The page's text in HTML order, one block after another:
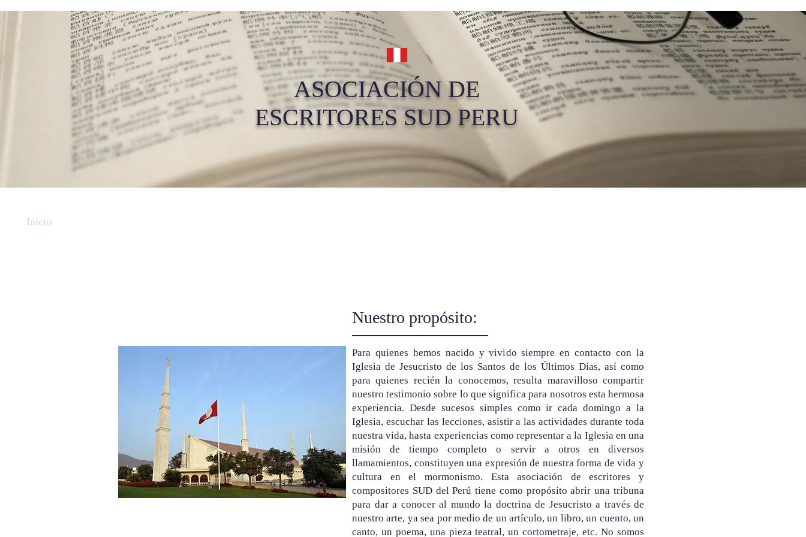
ASOCIACIÓN DE
ESCRITORES SUD PERU
Inicio
Nuestro propósito:
Para quienes hemos nacido y vivido siempre en contacto con la
Iglesia de Jesucristo de los Santos de los Últimos Días, así como
para quienes recién la conocemos, resulta maravilloso compartir
nuestro testimonio sobre lo que significa para nosotros esta hermosa
experiencia. Desde sucesos simples como ir cada domingo a la
Iglesia, escuchar las lecciones, asistir a las actividades durante toda
nuestra vida, hasta experiencias como representar a la Iglesia en una
misión de tiempo completo o servir a otros en diversos
llamamientos, constituyen una expresión de nuestra forma de vida y
cultura en el mormonismo. Esta asociación de escritores y
compositores SUD del Perú tiene como propósito abrir una tribuna
para dar a conocer al mundo la doctrina de Jesucristo a través de
nuestro arte, ya sea por medio de un artículo, un libro, un cuento, un
canto, un poema, una pieza teatral, un cortometraje, etc. No somos